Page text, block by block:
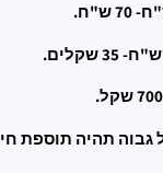
תהיה תוספת